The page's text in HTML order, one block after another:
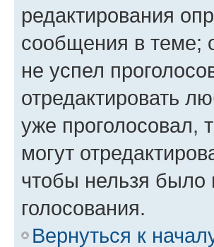
редактирования
сообщения в теме;
не успел
отредактировать
уже проголосовал,
могут
чтобы нельзя было
голосования.
Вернуться к